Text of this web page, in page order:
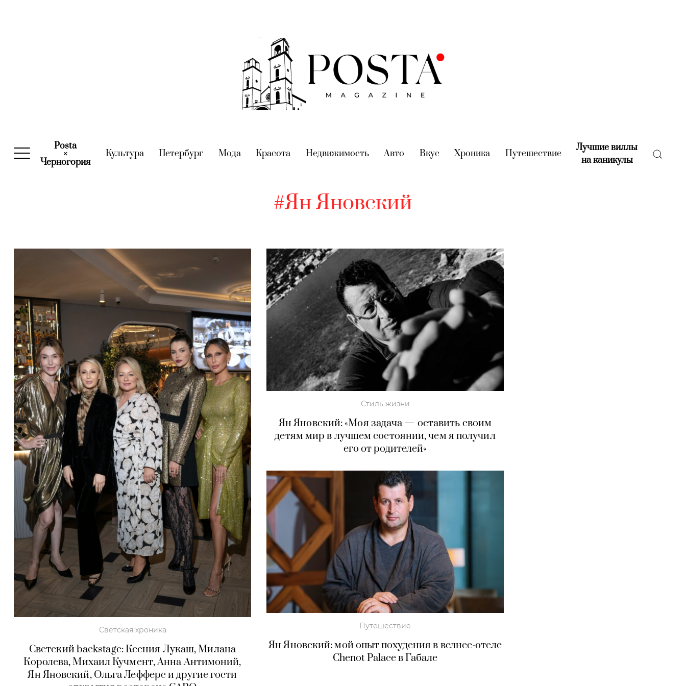
Posta
×
Черногория(current)
Культура(current)
Петербург (current)
Мода(current)
Красота (current)
Недвижимость(current)
Авто (current)
Вкус (current)
Хроника (current)
Путешествие(current)
Лучшие виллы
на каникулы(current)
#Ян Яновский
Светская хроника
Светский backstage: Ксения Лукаш, Милана
Королева, Михаил Кучмент, Анна Антимоний,
Ян Яновский, Ольга Лефферс и другие гости
Стиль жизни
Ян Яновский: «Моя задача — оставить своим
детям мир в лучшем состоянии, чем я получил
его от родителей»
Путешествие
Ян Яновский: мой опыт похудения в велнес-отеле
Chenot Palace в Габале